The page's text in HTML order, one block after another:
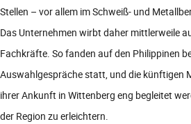
Stellen – vor allem im Schweiß- und
Das Unternehmen wirbt daher mittlerweile
Fachkräfte. So fanden auf den Philippinen
Auswahlgespräche statt, und die künftigen
ihrer Ankunft in Wittenberg eng begleitet
der Region zu erleichtern.